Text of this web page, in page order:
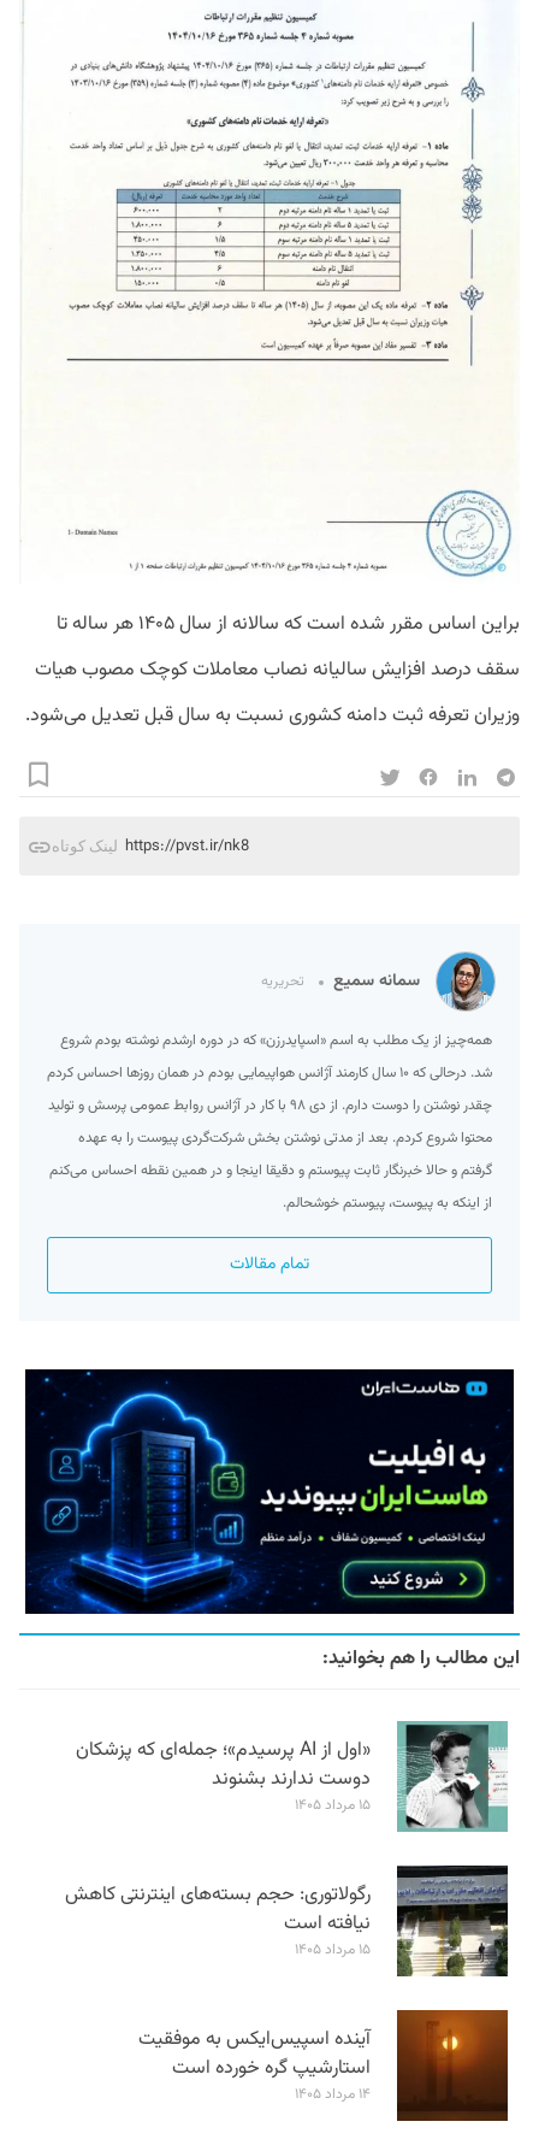
براین اساس مقرر شده است که سالانه از سال ۱۴۰۵ هر ساله تا
سقف درصد افزایش سالیانه نصاب معاملات کوچک مصوب هیات
وزیران تعرفه ثبت دامنه کشوری نسبت به سال قبل تعدیل می‌شود.
لینک کوتاه https://pvst.ir/nk8
سمانه سمیع تحریریه
همه‌چیز از یک مطلب به اسم «اسپایدرزن» که در دوره ارشدم نوشته بودم شروع
شد. درحالی که ۱۰ سال کارمند آژانس هواپیمایی بودم در همان روزها احساس کردم
چقدر نوشتن را دوست دارم. از دی ۹۸ با کار در آژانس روابط عمومی پرسش و تولید
محتوا شروع کردم. بعد از مدتی نوشتن بخش شرکت‌گردی پیوست را به عهده
گرفتم و حالا خبرنگار ثابت پیوستم و دقیقا اینجا و در همین نقطه احساس می‌کنم
از اینکه به پیوست، پیوستم خوشحالم.
تمام مقالات
این مطالب را هم بخوانید:
«اول از AI پرسیدم»؛ جمله‌ای که پزشکان
دوست ندارند بشنوند
۱۵ مرداد ۱۴۰۵
رگولاتوری: حجم بسته‌های اینترنتی کاهش
نیافته است
۱۵ مرداد ۱۴۰۵
آینده اسپیس‌ایکس به موفقیت
استارشیپ گره خورده است
۱۴ مرداد ۱۴۰۵